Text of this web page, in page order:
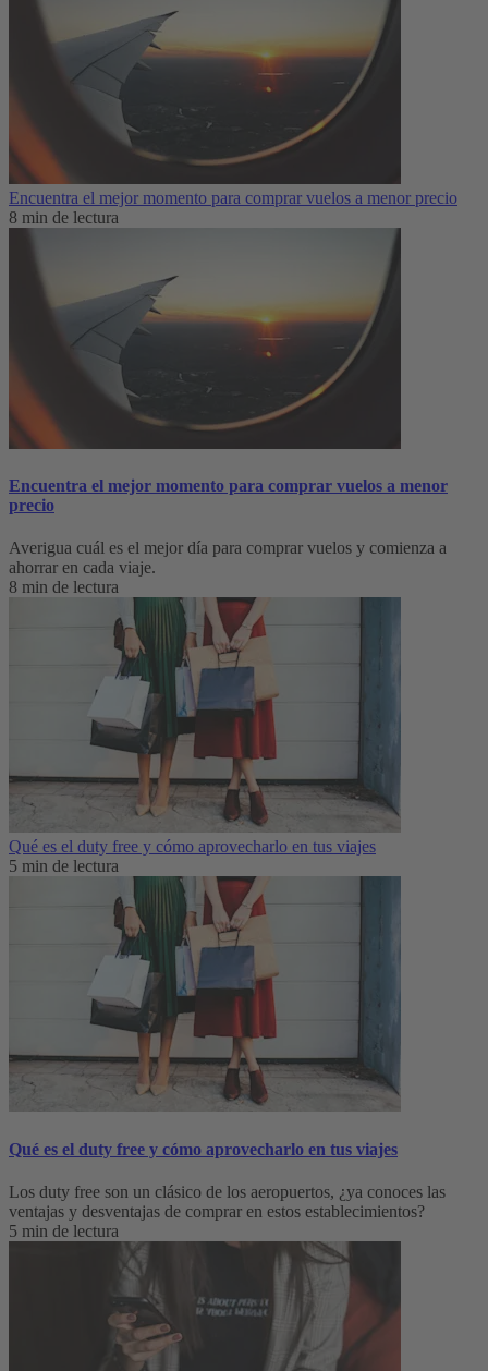
Encuentra el mejor momento para comprar vuelos a menor precio
8 min de lectura
Encuentra el mejor momento para comprar vuelos a menor
precio
Averigua cuál es el mejor día para comprar vuelos y comienza a
ahorrar en cada viaje.
8 min de lectura
Qué es el duty free y cómo aprovecharlo en tus viajes
5 min de lectura
Qué es el duty free y cómo aprovecharlo en tus viajes
Los duty free son un clásico de los aeropuertos, ¿ya conoces las
ventajas y desventajas de comprar en estos establecimientos?
5 min de lectura